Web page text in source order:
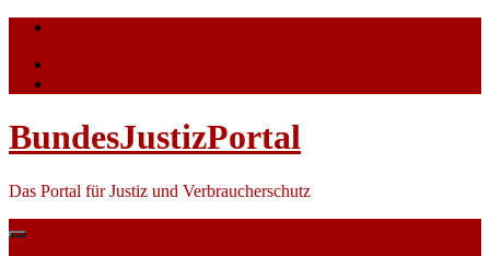
Skip
content
BundesJustizPortal
Das Portal für Justiz und Verbraucherschutz